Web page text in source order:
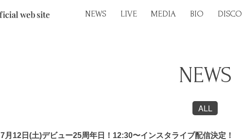
NEWS LIVE MEDIA BIO DISCO
NEWS
ALL
7月12日(土)デビュー25周年日！12:30〜インスタライブ配信決定！